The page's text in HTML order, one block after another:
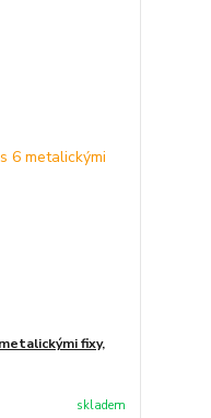
fixy,
skladem